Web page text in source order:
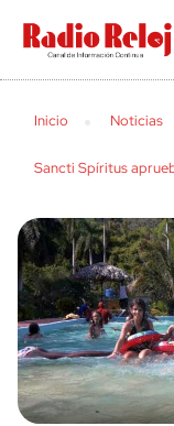
Inicio Noticias
Sancti Spíritus